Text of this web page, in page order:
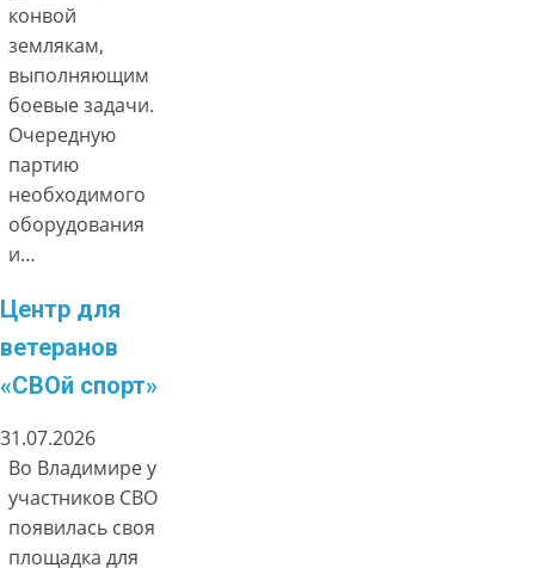
конвой
землякам,
выполняющим
боевые задачи.
Очередную
партию
необходимого
оборудования
и…
Центр для
ветеранов
«СВОй спорт»
31.07.2026
Во Владимире у
участников СВО
появилась своя
площадка для